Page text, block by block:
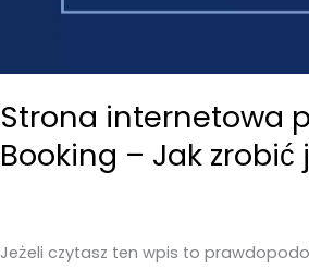
Strona internetowa
Booking – Jak zrobić
Jeżeli czytasz ten wpis to